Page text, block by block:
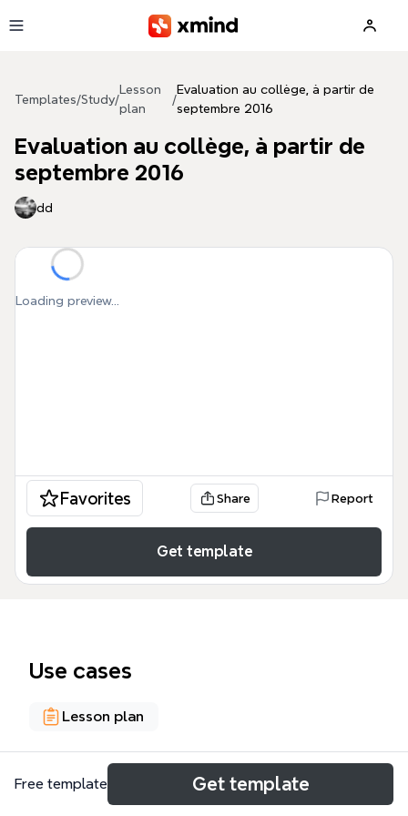
Templates/Study/
Lesson
plan
/
Evaluation au collège, à partir de
septembre 2016
Evaluation au collège, à partir de
septembre 2016
dd
Loading preview...
Favorites Share Report
Get template
Use cases
Lesson plan
About
Free template Get template